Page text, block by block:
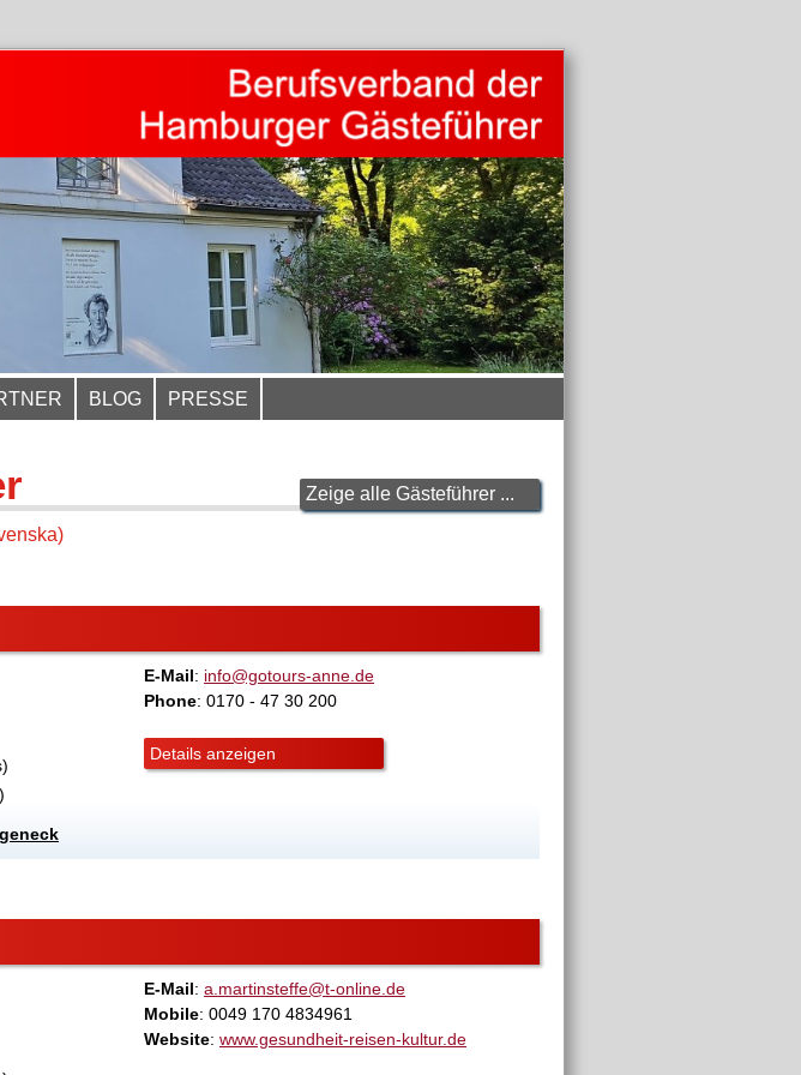
BLOG PRESSE
Zeige alle Gästeführer ...
E-Mail: info@gotours-anne.de
Phone: 0170 - 47 30 200
Details anzeigen
E-Mail: a.martinsteffe@t-online.de
Mobile: 0049 170 4834961
Website: www.gesundheit-reisen-kultur.de